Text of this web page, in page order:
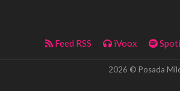
Feed RSS iVoox
2026 © Posada